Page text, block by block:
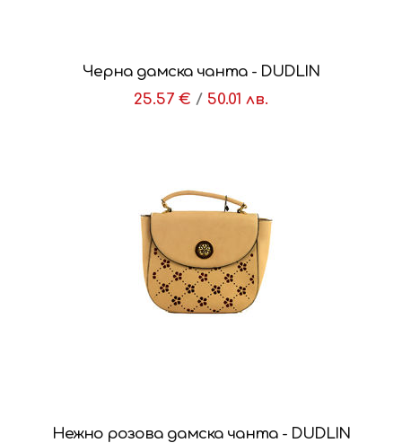
Черна дамска чанта - DUDLIN
25.57 € / 50.01 лв.
Нежно розова дамска чанта - DUDLIN